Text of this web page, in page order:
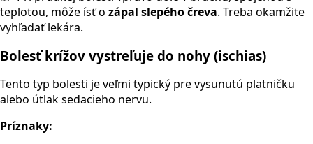
teplotou, môže ísť o zápal slepého čreva. Treba okamžite
vyhľadať lekára.
Bolesť krížov vystreľuje do nohy (ischias)
Tento typ bolesti je veľmi typický pre vysunutú platničku
alebo útlak sedacieho nervu.
Príznaky: